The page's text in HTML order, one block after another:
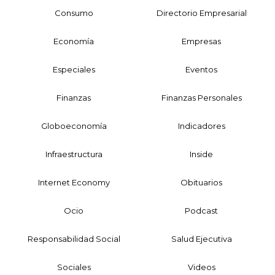
Consumo Directorio Empresarial
Economía Empresas
Especiales Eventos
Finanzas Finanzas Personales
Globoeconomía Indicadores
Infraestructura Inside
Internet Economy Obituarios
Ocio Podcast
Responsabilidad Social Salud Ejecutiva
Sociales Videos